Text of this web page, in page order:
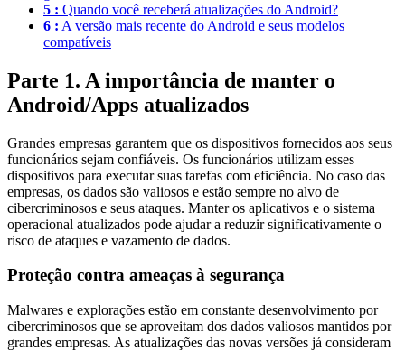
5 : Quando você receberá atualizações do Android?
6 : A versão mais recente do Android e seus modelos
compatíveis
Parte 1. A importância de manter o
Android/Apps atualizados
Grandes empresas garantem que os dispositivos fornecidos aos seus
funcionários sejam confiáveis. Os funcionários utilizam esses
dispositivos para executar suas tarefas com eficiência. No caso das
empresas, os dados são valiosos e estão sempre no alvo de
cibercriminosos e seus ataques. Manter os aplicativos e o sistema
operacional atualizados pode ajudar a reduzir significativamente o
risco de ataques e vazamento de dados.
Proteção contra ameaças à segurança
Malwares e explorações estão em constante desenvolvimento por
cibercriminosos que se aproveitam dos dados valiosos mantidos por
grandes empresas. As atualizações das novas versões já consideram